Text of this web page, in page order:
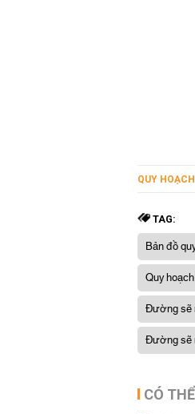
QUY HOẠCH
TAG:
Bản đồ
Quy
Đường sẽ
Đường sẽ
CÓ